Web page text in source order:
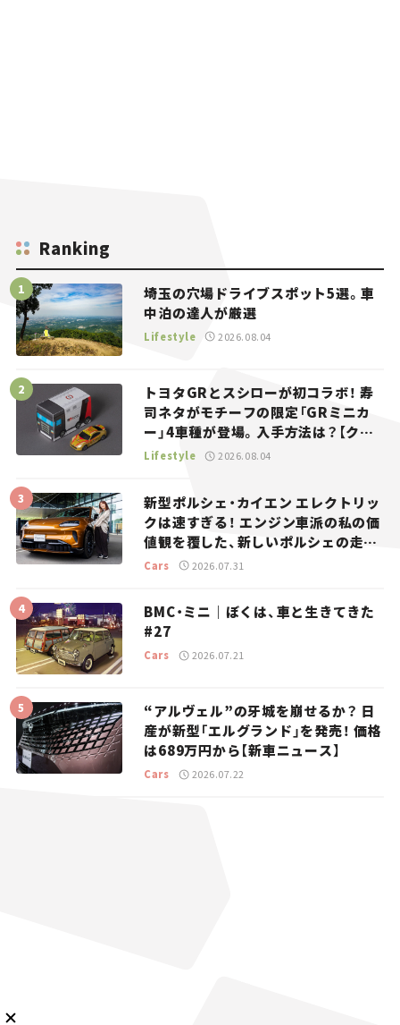
Ranking
埼玉の穴場ドライブスポット5選。車
中泊の達人が厳選
Lifestyle 2026.08.04
トヨタGRとスシローが初コラボ！ 寿
司ネタがモチーフの限定「GRミニカ
ー」4車種が登場。入手方法は？【クル
マとホビー】
Lifestyle 2026.08.04
新型ポルシェ・カイエン エレクトリッ
クは速すぎる！ エンジン車派の私の価
値観を覆した、新しいポルシェの走
り。
Cars 2026.07.31
BMC・ミニ｜ぼくは、車と生きてきた
#27
Cars 2026.07.21
“アルヴェル”の牙城を崩せるか？ 日
産が新型「エルグランド」を発売！ 価格
は689万円から【新車ニュース】
Cars 2026.07.22
メルマガ登録